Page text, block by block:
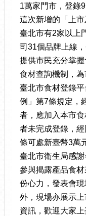
1萬家門市，登錄
這次新增的「上
臺北市有2家以上
司31個品牌上線
提供市民充分掌
食材查詢機制，為
臺北市食材登錄
例」第7條規定，
者，應加入本市
者未完成登錄，
條可處新臺幣3萬
臺北市衛生局感
參與揭露產品食
份心力，發表會
外，現場亦展示
資訊，歡迎大家